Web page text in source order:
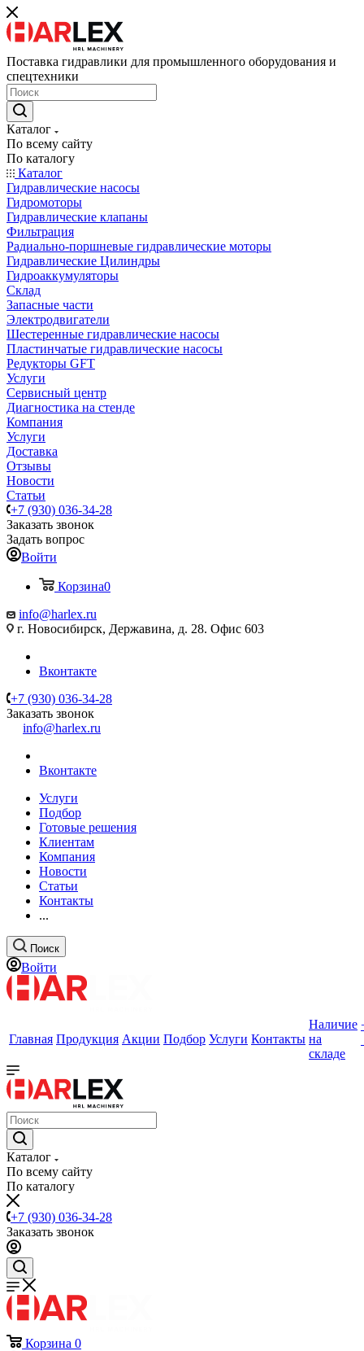
Поставка гидравлики для промышленного оборудования и
спецтехники
Каталог
По всему сайту
По каталогу
Каталог
Гидравлические насосы
Гидромоторы
Гидравлические клапаны
Фильтрация
Радиально-поршневые гидравлические моторы
Гидравлические Цилиндры
Гидроаккумуляторы
Склад
Запасные части
Электродвигатели
Шестеренные гидравлические насосы
Пластинчатые гидравлические насосы
Редукторы GFT
Услуги
Сервисный центр
Диагностика на стенде
Компания
Услуги
Доставка
Отзывы
Новости
Статьи
+7 (930) 036-34-28
Заказать звонок
Задать вопрос
Войти
Корзина0
info@harlex.ru
г. Новосибирск, Державина, д. 28. Офис 603
Вконтакте
+7 (930) 036-34-28
Заказать звонок
info@harlex.ru
Вконтакте
Услуги
Подбор
Готовые решения
Клиентам
Компания
Новости
Статьи
Контакты
...
Поиск
Войти
Главная Продукция Акции Подбор Услуги Контакты
Наличие
на
складе
Каталог
По всему сайту
По каталогу
+7 (930) 036-34-28
Заказать звонок
Корзина 0